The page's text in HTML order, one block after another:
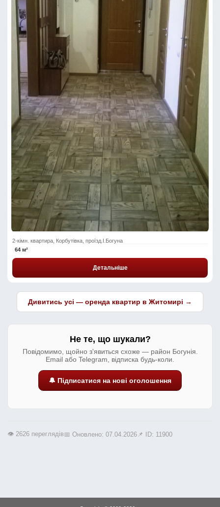
2-кімн. квартира, Корбутівка, проїзд.І.Богуна
64 м²
Детальніше
Дивитись усі — оренда квартир в Житомирі →
Не те, що шукали?
Повідомимо, щойно з'явиться схоже — район Богунія.
Email або Telegram, відписка будь-коли.
🔔 Підписатися на нові оголошення
👁️ 2626 переглядів📅 Оновлено: 07.04.2026📌 ID: 11900